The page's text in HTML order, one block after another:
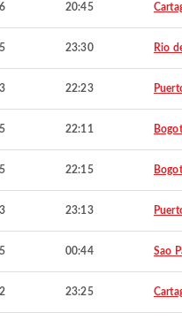
20:45
23:30 Rio
22:23
22:11
22:15
23:13
00:44 Sao
23:25